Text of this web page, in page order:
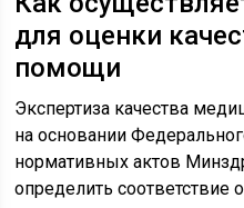
для оценки
помощи
Экспертиза качества
на основании
нормативных актов
определить соответствие